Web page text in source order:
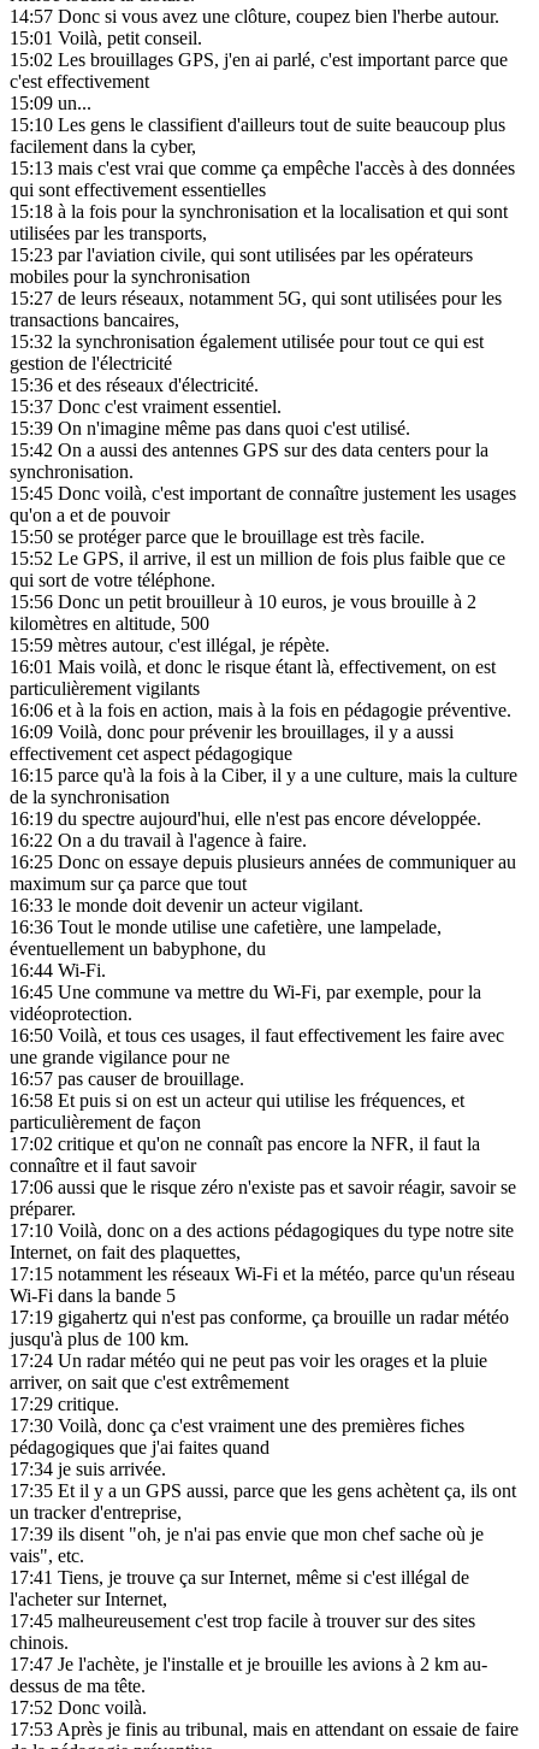
14:57 Donc si vous avez une clôture, coupez bien l'herbe autour.
15:01 Voilà, petit conseil.
15:02 Les brouillages GPS, j'en ai parlé, c'est important parce que
c'est effectivement
15:09 un...
15:10 Les gens le classifient d'ailleurs tout de suite beaucoup plus
facilement dans la cyber,
15:13 mais c'est vrai que comme ça empêche l'accès à des données
qui sont effectivement essentielles
15:18 à la fois pour la synchronisation et la localisation et qui sont
utilisées par les transports,
15:23 par l'aviation civile, qui sont utilisées par les opérateurs
mobiles pour la synchronisation
15:27 de leurs réseaux, notamment 5G, qui sont utilisées pour les
transactions bancaires,
15:32 la synchronisation également utilisée pour tout ce qui est
gestion de l'électricité
15:36 et des réseaux d'électricité.
15:37 Donc c'est vraiment essentiel.
15:39 On n'imagine même pas dans quoi c'est utilisé.
15:42 On a aussi des antennes GPS sur des data centers pour la
synchronisation.
15:45 Donc voilà, c'est important de connaître justement les usages
qu'on a et de pouvoir
15:50 se protéger parce que le brouillage est très facile.
15:52 Le GPS, il arrive, il est un million de fois plus faible que ce
qui sort de votre téléphone.
15:56 Donc un petit brouilleur à 10 euros, je vous brouille à 2
kilomètres en altitude, 500
15:59 mètres autour, c'est illégal, je répète.
16:01 Mais voilà, et donc le risque étant là, effectivement, on est
particulièrement vigilants
16:06 et à la fois en action, mais à la fois en pédagogie préventive.
16:09 Voilà, donc pour prévenir les brouillages, il y a aussi
effectivement cet aspect pédagogique
16:15 parce qu'à la fois à la Ciber, il y a une culture, mais la culture
de la synchronisation
16:19 du spectre aujourd'hui, elle n'est pas encore développée.
16:22 On a du travail à l'agence à faire.
16:25 Donc on essaye depuis plusieurs années de communiquer au
maximum sur ça parce que tout
16:33 le monde doit devenir un acteur vigilant.
16:36 Tout le monde utilise une cafetière, une lampelade,
éventuellement un babyphone, du
16:44 Wi-Fi.
16:45 Une commune va mettre du Wi-Fi, par exemple, pour la
vidéoprotection.
16:50 Voilà, et tous ces usages, il faut effectivement les faire avec
une grande vigilance pour ne
16:57 pas causer de brouillage.
16:58 Et puis si on est un acteur qui utilise les fréquences, et
particulièrement de façon
17:02 critique et qu'on ne connaît pas encore la NFR, il faut la
connaître et il faut savoir
17:06 aussi que le risque zéro n'existe pas et savoir réagir, savoir se
préparer.
17:10 Voilà, donc on a des actions pédagogiques du type notre site
Internet, on fait des plaquettes,
17:15 notamment les réseaux Wi-Fi et la météo, parce qu'un réseau
Wi-Fi dans la bande 5
17:19 gigahertz qui n'est pas conforme, ça brouille un radar météo
jusqu'à plus de 100 km.
17:24 Un radar météo qui ne peut pas voir les orages et la pluie
arriver, on sait que c'est extrêmement
17:29 critique.
17:30 Voilà, donc ça c'est vraiment une des premières fiches
pédagogiques que j'ai faites quand
17:34 je suis arrivée.
17:35 Et il y a un GPS aussi, parce que les gens achètent ça, ils ont
un tracker d'entreprise,
17:39 ils disent "oh, je n'ai pas envie que mon chef sache où je
vais", etc.
17:41 Tiens, je trouve ça sur Internet, même si c'est illégal de
l'acheter sur Internet,
17:45 malheureusement c'est trop facile à trouver sur des sites
chinois.
17:47 Je l'achète, je l'installe et je brouille les avions à 2 km au-
dessus de ma tête.
17:52 Donc voilà.
17:53Après je finis au tribunal, mais en attendant on essaie de faire